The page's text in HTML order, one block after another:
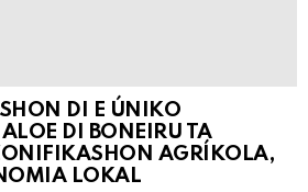
DI E ÚNIKO
DI BONEIRU TA
AGRÍKOLA,
LOKAL